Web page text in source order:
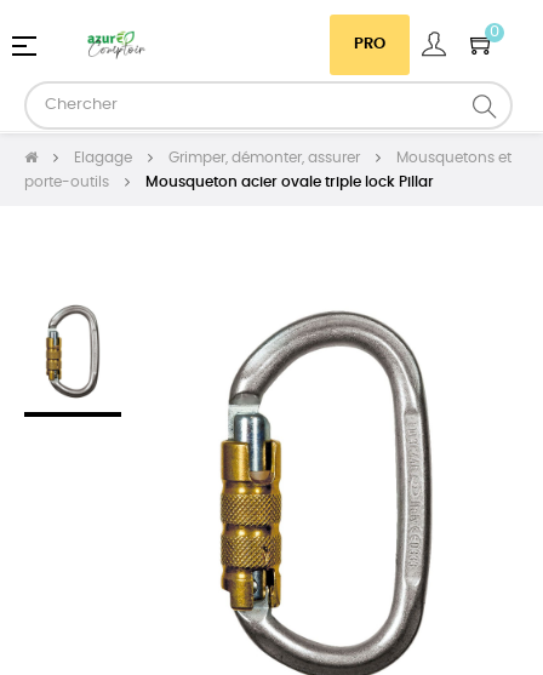
PRO
0
Basculer
navigation
☰
Elagage Grimper, démonter, assurer
Mousquetons et
porte-outils
Mousqueton acier ovale triple lock Pillar